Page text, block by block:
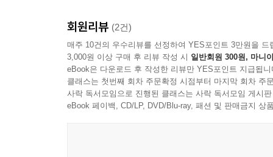
회원리뷰 (2건)
매주 10건의 우수리뷰를 선정하여 YES포인트 3만원을 드
3,000원 이상 구매 후 리뷰 작성 시 일반회원 300원, 마니
eBook은 다운로드 후 작성한 리뷰만 YES포인트 지급됩니
클래스는 첫번째 회차 주문확정 시점부터 마지막 회차 주
사락 독서모임으로 진행된 클래스는 사락 독서모임 게시
eBook 페이백, CD/LP, DVD/Blu-ray, 패션 및 판매금지 상